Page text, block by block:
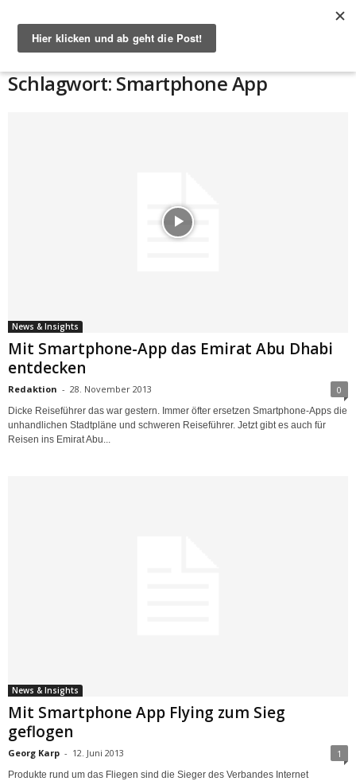
Schlagwort: Smartphone App
News & Insights
Mit Smartphone-App das Emirat Abu Dhabi
entdecken
Redaktion - 28. November 2013 0
Dicke Reiseführer das war gestern. Immer öfter ersetzen Smartphone-Apps die
unhandlichen Stadtpläne und schweren Reiseführer. Jetzt gibt es auch für
Reisen ins Emirat Abu...
News & Insights
Mit Smartphone App Flying zum Sieg
geflogen
Georg Karp - 12. Juni 2013 1
Produkte rund um das Fliegen sind die Sieger des Verbandes Internet